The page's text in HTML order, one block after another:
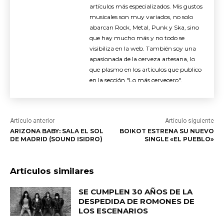
artículos más especializados. Mis gustos
musicales son muy variados, no solo
abarcan Rock, Metal, Punk y Ska, sino
que hay mucho más y no todo se
visibiliza en la web. También soy una
apasionada de la cerveza artesana, lo
que plasmo en los artículos que publico
en la sección "Lo más cervecero".
Artículo anterior
ARIZONA BABY: SALA EL SOL
DE MADRID (SOUND ISIDRO)
Artículo siguiente
BOIKOT ESTRENA SU NUEVO
SINGLE «EL PUEBLO»
Artículos similares
SE CUMPLEN 30 AÑOS DE LA
DESPEDIDA DE ROMONES DE
LOS ESCENARIOS